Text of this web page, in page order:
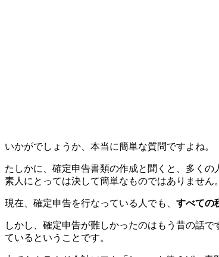
いかがでしょうか、本当に簡単な質問ですよね。
たしかに、確定申告書類の作成と聞くと、多く
素人にとっては決して簡単なものではありません。
現在、確定申告を行なっている人でも、 すべての
しかし、確定申告が難しかったのはもう昔の話
ているということです。